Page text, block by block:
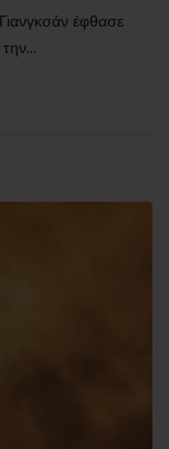
έφθασε